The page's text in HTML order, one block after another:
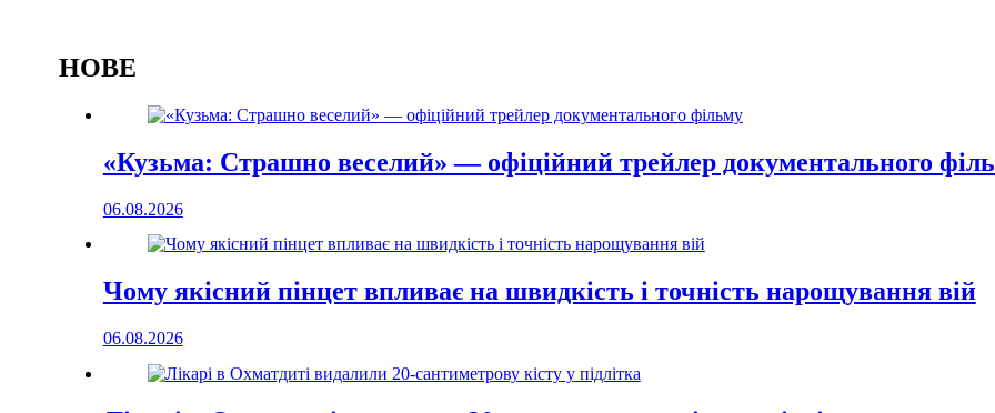
НОВЕ
«Кузьма: Страшно веселий» — офіційний трейлер документального
06.08.2026
Чому якісний пінцет впливає на швидкість і точність нарощування вій
06.08.2026